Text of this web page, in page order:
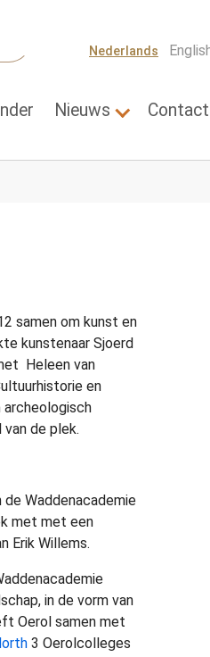
Nederlands
for "Wetenschap"
Nieuws
Submenu
Contact
samen om kunst en
kunstenaar Sjoerd
Heleen van
en
archeologisch
de plek.
Waddenacademie
met met een
Erik Willems.
in de vorm van
Oerol samen met
3 Oerolcolleges